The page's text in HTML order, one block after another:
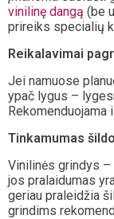
vinilinę dangą (be
prireiks specialių
Reikalavimai
Jei namuose
ypač lygus –
Tinkamumas
Vinilinės grindys
jos pralaidumas
geriau praleidžia
grindims